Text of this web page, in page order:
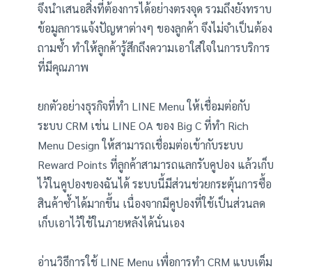
จึงนำเสนอสิ่งที่ต้องการได้อย่างตรงจุด รวมถึงยังทราบ
ข้อมูลการแจ้งปัญหาต่างๆ ของลูกค้า จึงไม่จำเป็นต้อง
ถามซ้ำ ทำให้ลูกค้ารู้สึกถึงความเอาใส่ใจในการบริการ
ที่มีคุณภาพ
ยกตัวอย่างธุรกิจที่ทำ LINE Menu ให้เชื่อมต่อกับ
ระบบ CRM เช่น LINE OA ของ Big C ที่ทำ Rich
Menu Design ให้สามารถเชื่อมต่อเข้ากับระบบ
Reward Points ที่ลูกค้าสามารถแลกรับคูปอง แล้วเก็บ
ไว้ในคูปองของฉันได้ ระบบนี้มีส่วนช่วยกระตุ้นการซื้อ
สินค้าซ้ำได้มากขึ้น เนื่องจากมีคูปองที่ใช้เป็นส่วนลด
เก็บเอาไว้ใช้ในภายหลังได้นั่นเอง
อ่านวิธีการใช้ LINE Menu เพื่อการทำ CRM แบบเต็ม